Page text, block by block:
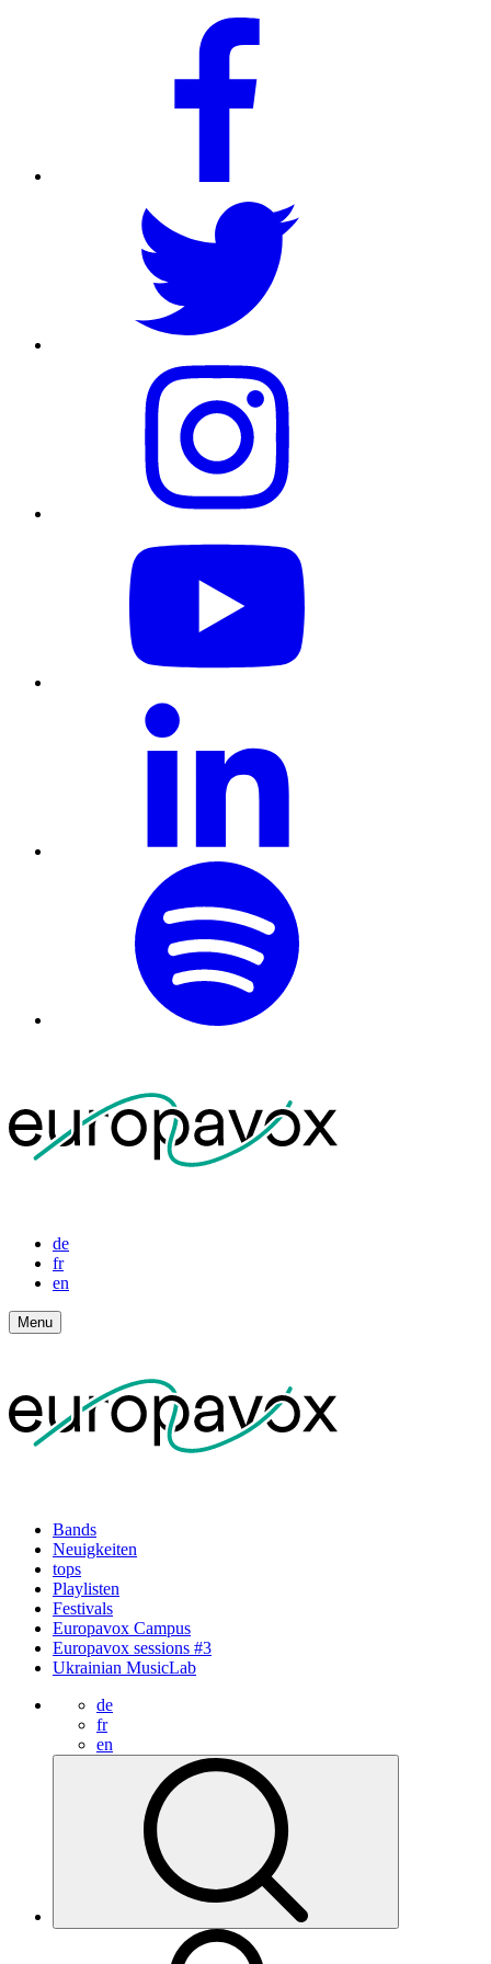
de
fr
en
Menu
Bands
Neuigkeiten
tops
Playlisten
Festivals
Europavox Campus
Europavox sessions #3
Ukrainian MusicLab
de
fr
en